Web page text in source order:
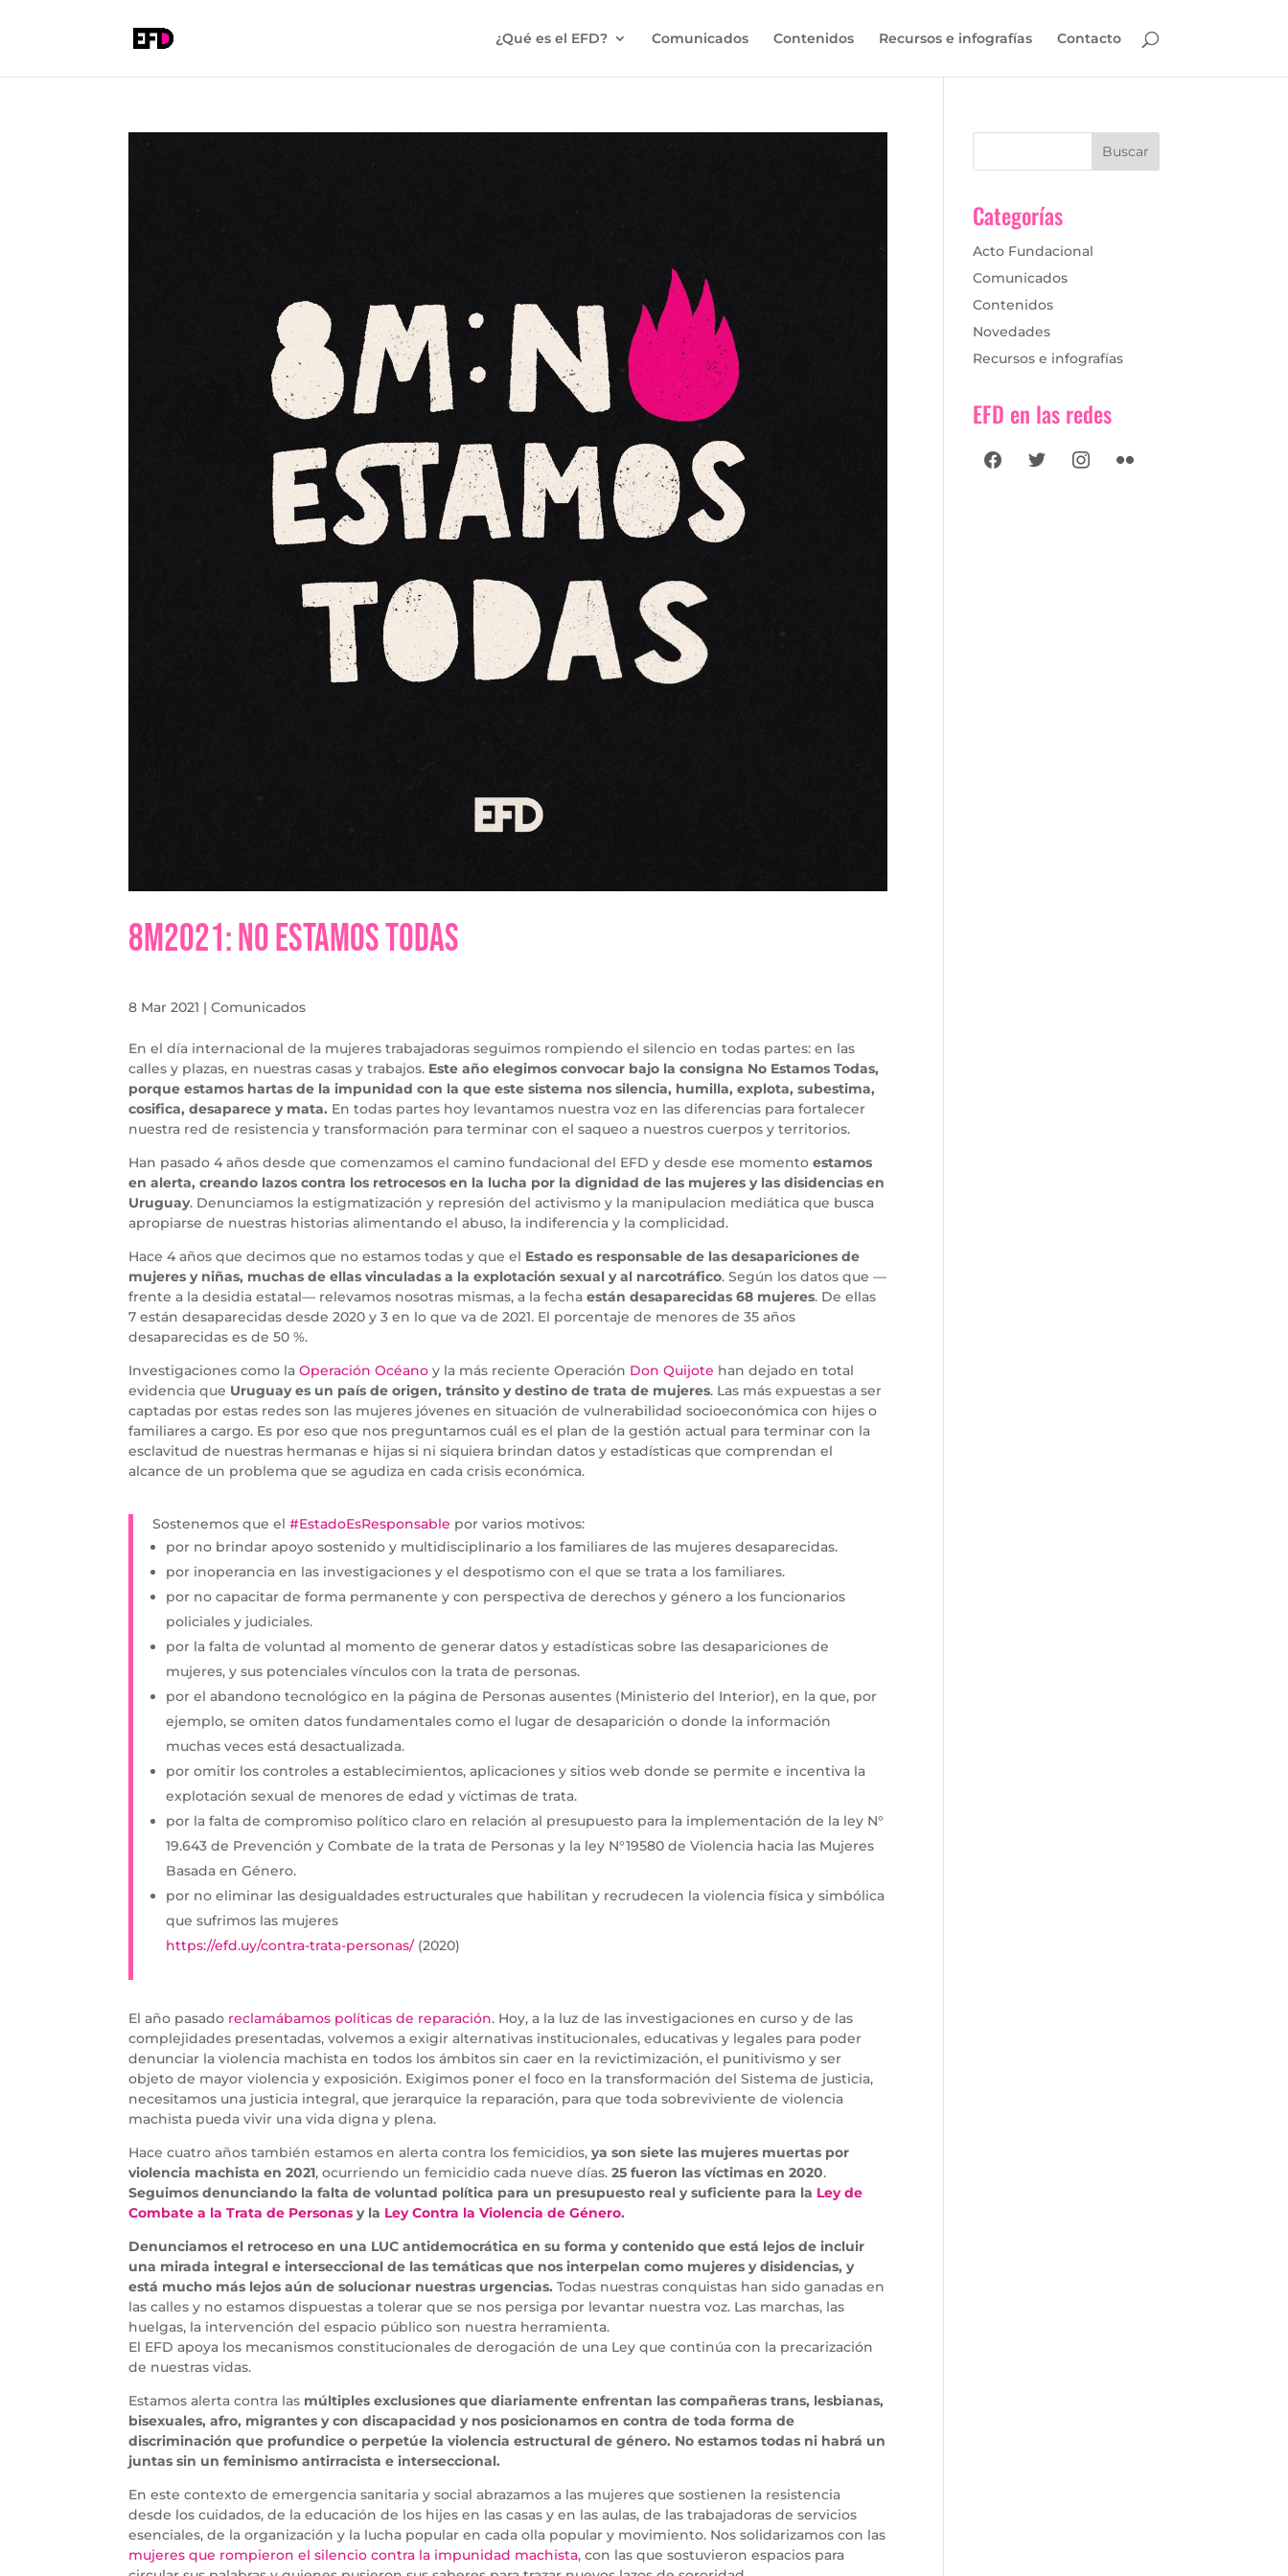
¿Qué es el EFD? Comunicados Contenidos Recursos e infografías Contacto
8m2021: No estamos todas
8 Mar 2021 |Comunicados
En el día internacional de la mujeres trabajadoras seguimos rompiendo el silencio en todas partes: en las
calles y plazas, en nuestras casas y trabajos. Este año elegimos convocar bajo la consigna No Estamos Todas,
porque estamos hartas de la impunidad con la que este sistema nos silencia, humilla, explota, subestima,
cosifica, desaparece y mata. En todas partes hoy levantamos nuestra voz en las diferencias para fortalecer
nuestra red de resistencia y transformación para terminar con el saqueo a nuestros cuerpos y territorios.
Han pasado 4 años desde que comenzamos el camino fundacional del EFD y desde ese momentoestamos
en alerta, creando lazos contra los retrocesos en la lucha por la dignidad de las mujeres y las disidencias en
Uruguay. Denunciamos la estigmatización y represión del activismo y la manipulacion mediática que busca
apropiarse de nuestras historias alimentando el abuso, la indiferencia y la complicidad.
Hace 4 años que decimos que no estamos todas y que el Estado es responsable de las desapariciones de
mujeres y niñas, muchas de ellas vinculadas a la explotación sexual y al narcotráfico. Según los datos que —
frente a la desidia estatal— relevamos nosotras mismas, a la fechaestán desaparecidas 68 mujeres. De ellas
7 están desaparecidas desde 2020 y 3 en lo que va de 2021. El porcentaje de menores de 35 años
desaparecidas es de 50 %.
Investigaciones como laOperación Océano y la más reciente Operación Don Quijote han dejado en total
evidencia que Uruguay es un país de origen, tránsito y destino de trata de mujeres. Las más expuestas a ser
captadas por estas redes son las mujeres jóvenes en situación de vulnerabilidad socioeconómica con hijes o
familiares a cargo. Es por eso que nos preguntamos cuál es el plan de la gestión actual para terminar con la
esclavitud de nuestras hermanas e hijas si ni siquiera brindan datos y estadísticas que comprendan el
alcance de un problema que se agudiza en cada crisis económica.
Sostenemos que el#EstadoEsResponsable por varios motivos:
por no brindar apoyo sostenido y multidisciplinario a los familiares de las mujeres desaparecidas.
por inoperancia en las investigaciones y el despotismo con el que se trata a los familiares.
por no capacitar de forma permanente y con perspectiva de derechos y género a los funcionarios
policiales y judiciales.
por la falta de voluntad al momento de generar datos y estadísticas sobre las desapariciones de
mujeres, y sus potenciales vínculos con la trata de personas.
por el abandono tecnológico en la página de Personas ausentes (Ministerio del Interior), en la que, por
ejemplo, se omiten datos fundamentales como el lugar de desaparición o donde la información
muchas veces está desactualizada.
por omitir los controles a establecimientos, aplicaciones y sitios web donde se permite e incentiva la
explotación sexual de menores de edad y víctimas de trata.
por la falta de compromiso político claro en relación al presupuesto para la implementación de la ley N°
19.643 de Prevención y Combate de la trata de Personas y la ley N°19580 de Violencia hacia las Mujeres
Basada en Género.
por no eliminar las desigualdades estructurales que habilitan y recrudecen la violencia física y simbólica
que sufrimos las mujeres
https://efd.uy/contra-trata-personas/(2020)
El año pasado reclamábamos políticas de reparación. Hoy, a la luz de las investigaciones en curso y de las
complejidades presentadas, volvemos a exigir alternativas institucionales, educativas y legales para poder
denunciar la violencia machista en todos los ámbitos sin caer en la revictimización, el punitivismo y ser
objeto de mayor violencia y exposición. Exigimos poner el foco en la transformación del Sistema de justicia,
necesitamos una justicia integral, que jerarquice la reparación, para que toda sobreviviente de violencia
machista pueda vivir una vida digna y plena.
Hace cuatro años también estamos en alerta contra los femicidios,ya son siete las mujeres muertas por
violencia machista en 2021, ocurriendo un femicidio cada nueve días.25 fueron las víctimas en 2020.
Seguimos denunciando la falta de voluntad política para un presupuesto real y suficiente para la Ley de
Combate a la Trata de Personas y la Ley Contra la Violencia de Género.
Denunciamos el retroceso en una LUC antidemocrática en su forma y contenido que está lejos de incluir
una mirada integral e interseccional de las temáticas que nos interpelan como mujeres y disidencias, y
está mucho más lejos aún de solucionar nuestras urgencias. Todas nuestras conquistas han sido ganadas en
las calles y no estamos dispuestas a tolerar que se nos persiga por levantar nuestra voz. Las marchas, las
huelgas, la intervención del espacio público son nuestra herramienta.
El EFD apoya los mecanismos constitucionales de derogación de una Ley que continúa con la precarización
de nuestras vidas.
Estamos alerta contra las múltiples exclusiones que diariamente enfrentan las compañeras trans, lesbianas,
bisexuales, afro, migrantes y con discapacidad y nos posicionamos en contra de toda forma de
discriminación que profundice o perpetúe la violencia estructural de género. No estamos todas ni habrá un
juntas sin un feminismo antirracista e interseccional.
En este contexto de emergencia sanitaria y social abrazamos a las mujeres que sostienen la resistencia
desde los cuidados, de la educación de los hijes en las casas y en las aulas, de las trabajadoras de servicios
esenciales, de la organización y la lucha popular en cada olla popular y movimiento. Nos solidarizamos con las
mujeres que rompieron el silencio contra la impunidad machista, con las que sostuvieron espacios para
Categorías
Acto Fundacional
Comunicados
Contenidos
Novedades
Recursos e infografías
EFD en las redes
facebooktwitter instagram
flickr